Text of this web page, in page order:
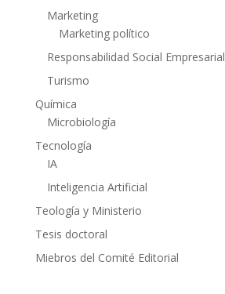
Marketing
Marketing político
Responsabilidad Social Empresarial
Turismo
Química
Microbiología
Tecnología
IA
Inteligencia Artificial
Teología y Ministerio
Tesis doctoral
Miebros del Comité Editorial